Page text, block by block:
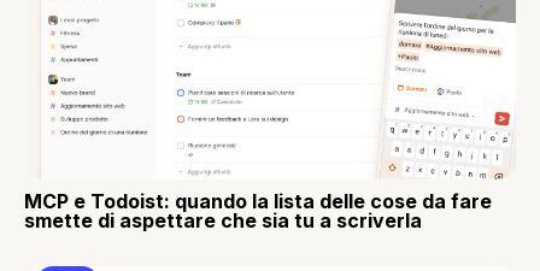
MCP e Todoist: quando la lista delle cose da fare
smette di aspettare che sia tu a scriverla